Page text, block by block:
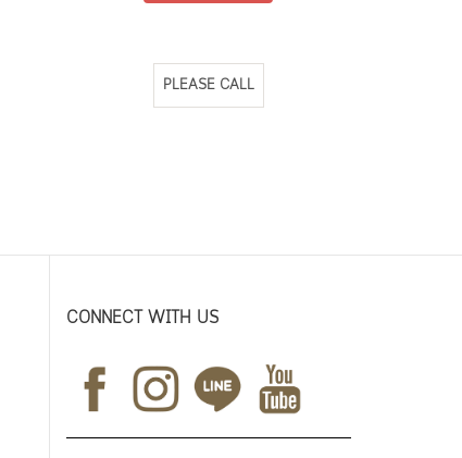
PLEASE CALL
CONNECT WITH US